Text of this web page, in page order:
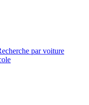
par voiture